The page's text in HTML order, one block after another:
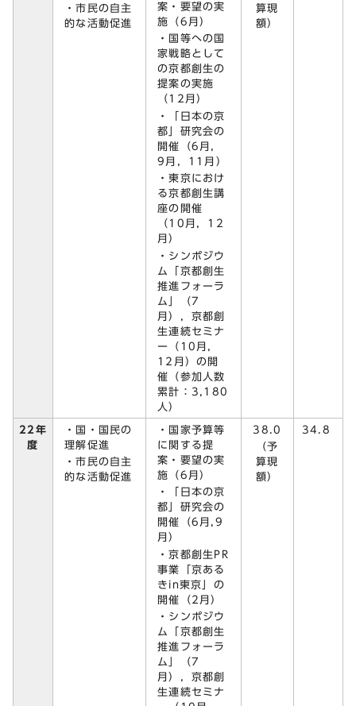
・市民の自主
的な活動促進
案・要望の実
施（6月）
・国等への国
家戦略として
の京都創生の
提案の実施
（12月）
・「日本の京
都」研究会の
開催（6月，
9月，11月）
・東京におけ
る京都創生講
座の開催
（10月，12
月）
・シンポジウ
ム「京都創生
推進フォーラ
ム」（7
月），京都創
生連続セミナ
ー（10月，
12月）の開
催（参加人数
累計：3,180
人）
算現
額）
22年
度
・国・国民の
理解促進
・市民の自主
的な活動促進
・国家予算等
に関する提
案・要望の実
施（6月）
・「日本の京
都」研究会の
開催（6月,9
月）
・京都創生PR
事業「京ある
きin東京」の
開催（2月）
・シンポジウ
ム「京都創生
推進フォーラ
ム」（7
月），京都創
生連続セミナ
38.0
（予
算現
額）
34.8